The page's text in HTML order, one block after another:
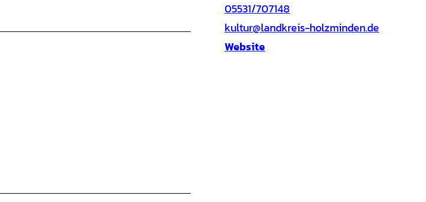
05531/707148
kultur@landkreis-holzminden.de
Website